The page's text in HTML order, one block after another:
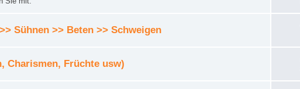
Sühnen >> Beten >> Schweigen
Charismen, Früchte usw)